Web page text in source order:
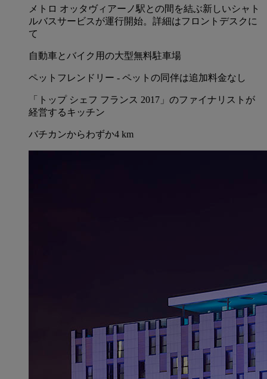
メトロ オッタヴィアーノ駅との間を結ぶ新しいシャト
ルバスサービスが運行開始。詳細はフロントデスクに
て
自動車とバイク用の大型無料駐車場
ペットフレンドリー - ペットの同伴は追加料金なし
「トップ シェフ フランス 2017」のファイナリストが
経営するキッチン
バチカンからわずか4 km